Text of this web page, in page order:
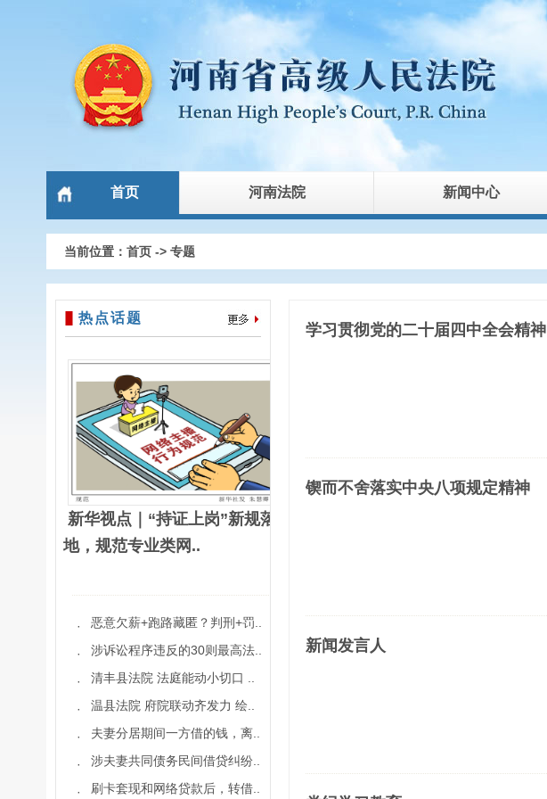
首页 河南法院 新闻中心
当前位置： 首页 -> 专题
热点话题
新华视点｜“持证上岗”新规落
地，规范专业类网..
· 恶意欠薪+跑路藏匿？判刑+罚..
· 涉诉讼程序违反的30则最高法..
· 清丰县法院 法庭能动小切口 ..
· 温县法院 府院联动齐发力 绘..
· 夫妻分居期间一方借的钱，离..
· 涉夫妻共同债务民间借贷纠纷..
· 刷卡套现和网络贷款后，转借..
学习贯彻党的二十届四中全会精神
锲而不舍落实中央八项规定精神
新闻发言人